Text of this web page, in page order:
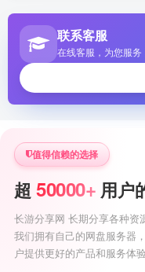
联系客服
在线客服，为您服务
值得信赖的选择
超 50000+ 用户
长游分享网 长期分享各种资
我们拥有自己的网盘服务器
户提供更好的产品和服务体验